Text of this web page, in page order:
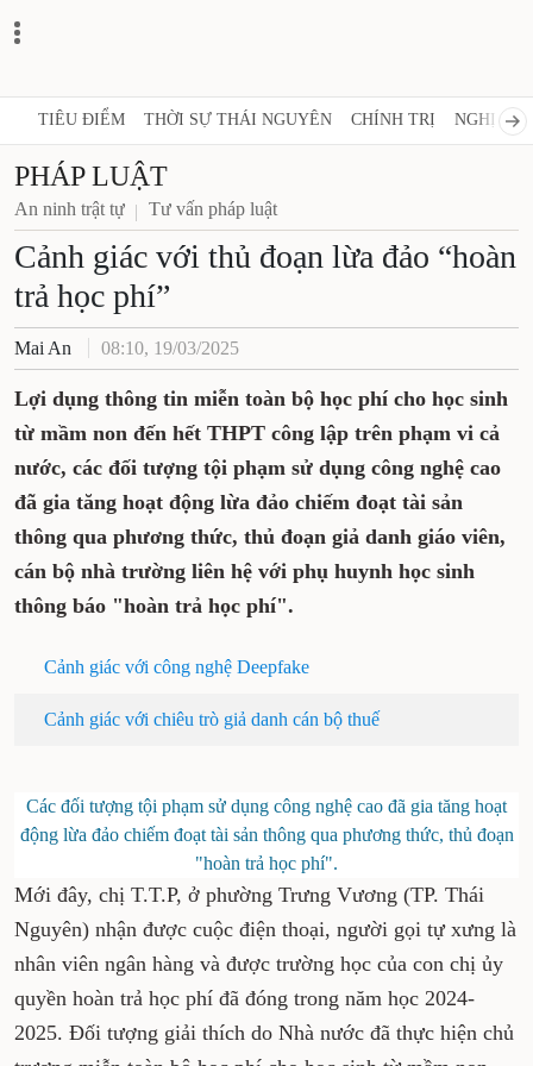
TIÊU ĐIỂM THỜI SỰ THÁI NGUYÊN CHÍNH TRỊ NGHỊ
PHÁP LUẬT
An ninh trật tự Tư vấn pháp luật
Cảnh giác với thủ đoạn lừa đảo “hoàn
trả học phí”
Mai An 08:10, 19/03/2025
Lợi dụng thông tin miễn toàn bộ học phí cho học sinh
từ mầm non đến hết THPT công lập trên phạm vi cả
nước, các đối tượng tội phạm sử dụng công nghệ cao
đã gia tăng hoạt động lừa đảo chiếm đoạt tài sản
thông qua phương thức, thủ đoạn giả danh giáo viên,
cán bộ nhà trường liên hệ với phụ huynh học sinh
thông báo "hoàn trả học phí".
Cảnh giác với công nghệ Deepfake
Cảnh giác với chiêu trò giả danh cán bộ thuế
Các đối tượng tội phạm sử dụng công nghệ cao đã gia tăng hoạt
động lừa đảo chiếm đoạt tài sản thông qua phương thức, thủ đoạn
"hoàn trả học phí".
Mới đây, chị T.T.P, ở phường Trưng Vương (TP. Thái
Nguyên) nhận được cuộc điện thoại, người gọi tự xưng là
nhân viên ngân hàng và được trường học của con chị ủy
quyền hoàn trả học phí đã đóng trong năm học 2024-
2025. Đối tượng giải thích do Nhà nước đã thực hiện chủ